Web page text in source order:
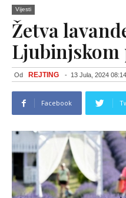
Vijesti
Žetva
Ljubinjskom
Od REJTING - 13 Jula, 2024 08:14
Facebook